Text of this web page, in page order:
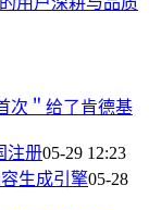
次＂给了肯德基
注册05-29 12:23
生成引擎05-28